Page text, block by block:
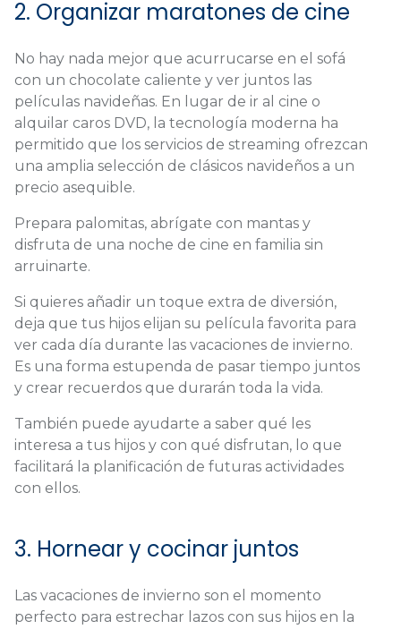
2. Organizar maratones de cine
No hay nada mejor que acurrucarse en el sofá
con un chocolate caliente y ver juntos las
películas navideñas. En lugar de ir al cine o
alquilar caros DVD, la tecnología moderna ha
permitido que los servicios de streaming ofrezcan
una amplia selección de clásicos navideños a un
precio asequible.
Prepara palomitas, abrígate con mantas y
disfruta de una noche de cine en familia sin
arruinarte.
Si quieres añadir un toque extra de diversión,
deja que tus hijos elijan su película favorita para
ver cada día durante las vacaciones de invierno.
Es una forma estupenda de pasar tiempo juntos
y crear recuerdos que durarán toda la vida.
También puede ayudarte a saber qué les
interesa a tus hijos y con qué disfrutan, lo que
facilitará la planificación de futuras actividades
con ellos.
3. Hornear y cocinar juntos
Las vacaciones de invierno son el momento
perfecto para estrechar lazos con sus hijos en la